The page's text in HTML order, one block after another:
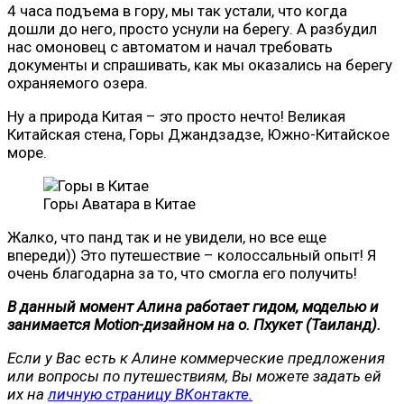
4 часа подъема в гору, мы так устали, что когда
дошли до него, просто уснули на берегу. А разбудил
нас омоновец с автоматом и начал требовать
документы и спрашивать, как мы оказались на берегу
охраняемого озера.
Ну а природа Китая – это просто нечто! Великая
Китайская стена, Горы Джандзадзе, Южно-Китайское
море.
Горы Аватара в Китае
Жалко, что панд так и не увидели, но все еще
впереди)) Это путешествие – колоссальный опыт! Я
очень благодарна за то, что смогла его получить!
В данный момент Алина работает гидом, моделью и
занимается Motion-дизайном на о. Пхукет (Таиланд).
Если у Вас есть к Алине коммерческие предложения
или вопросы по путешествиям, Вы можете задать ей
их на личную страницу ВКонтакте.